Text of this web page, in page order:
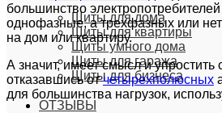
Щиты для дома
Щиты для квартиры
Щиты умного дома
Щиты для гаража
Щиты для бизнеса
ОТЗЫВЫ
большинство
однофазные, а трехфазных или
на дом или квартиру.
А значит, имеет смысл и упростить
отказавшись отчетырехполюсных
для большинства нагрузок,